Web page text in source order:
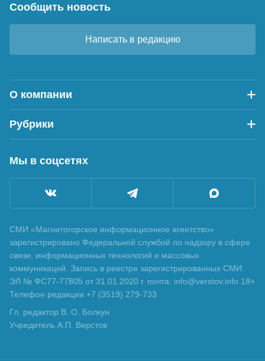
Сообщить новость
Написать в редакцию
О компании
Рубрики
Мы в соцсетях
СМИ «Магнитогорское информационное агентство»
зарегистрировано Федеральной службой по надзору в сфере
связи, информационных технологий и массовых
коммуникаций. Запись в реестре зарегистрированных СМИ:
ЭЛ № ФС77-77805 от 31.01.2020 г. почта: info@verstov.info 18+
Телефон редакции +7 (3519) 279-733
Гл. редактор В. О. Болкун
Учредитель А.П. Верстов